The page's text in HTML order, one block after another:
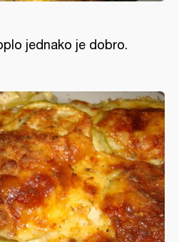
jednako je dobro.